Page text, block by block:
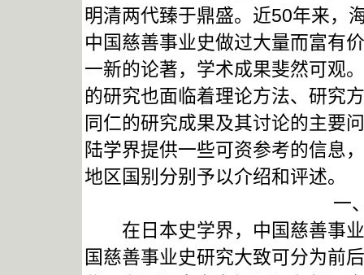
明清两代臻于鼎盛。近50年来，
中国慈善事业史做过大量而富有
一新的论著，学术成果斐然可观
的研究也面临着理论方法、研究
同仁的研究成果及其讨论的主要
陆学界提供一些可资参考的信息
地区国别分别予以介绍和评述。
一
在日本史学界，中国慈善事业
国慈善事业史研究大致可分为前